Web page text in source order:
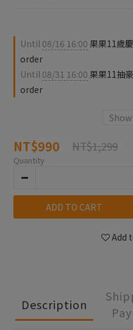
Until 08/16 16:00 果果11歲
order
Until 08/31 16:00 果果11抽
order
NT$990 NT$1,299
Quantity
ADD TO CART
Add
Description